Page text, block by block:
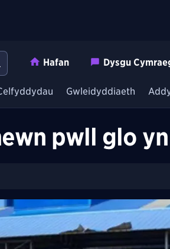
Hafan Dysgu
Gwleidyddiaeth
pwll glo